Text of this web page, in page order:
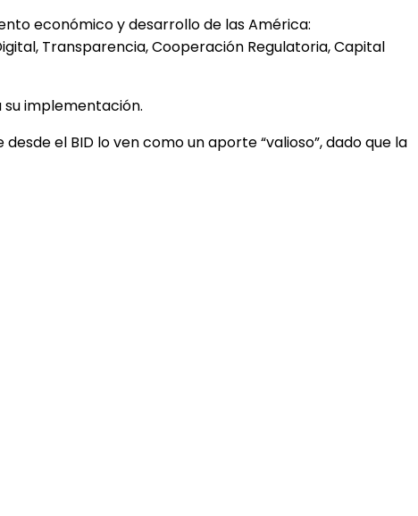
económico y desarrollo de las América:
Transparencia, Cooperación Regulatoria, Capital
su implementación.
el BID lo ven como un aporte “valioso”, dado que la